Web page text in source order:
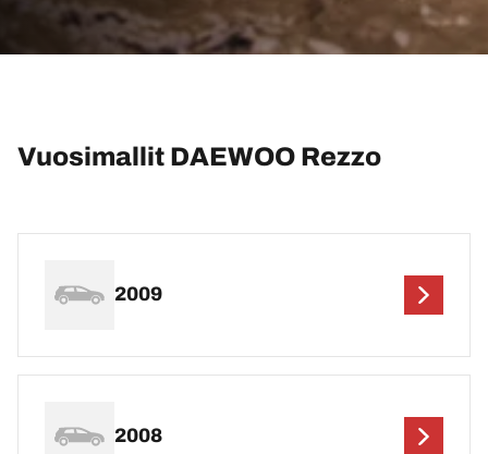
Vuosimallit DAEWOO Rezzo
2009
2008